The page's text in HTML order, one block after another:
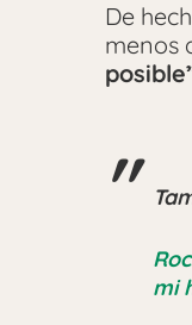
De
menos
mi